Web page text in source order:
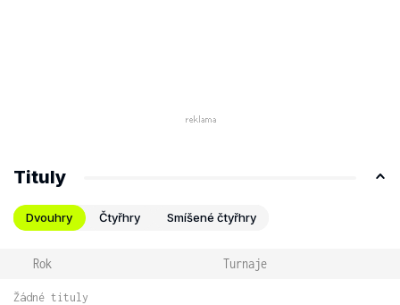
Tituly
Dvouhry Čtyřhry Smíšené čtyřhry
Rok Turnaje
Žádné tituly